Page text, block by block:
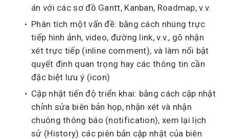
án với các sơ đồ Gantt, Kanban, Roadmap, v.v.
Phân tích một vấn đề: bằng cách nhúng trực
tiếp hình ảnh, video, đường link, v.v., gõ nhận
xét trực tiếp (inline comment), và làm nổi bật
quyết định quan trọng hay các thông tin cần
đặc biệt lưu ý (icon)
Cập nhật tiến độ triển khai: bằng cách cập nhật
chỉnh sửa biên bản họp, nhận xét và nhận
chuông thông báo (notification), xem lại lịch
sử (History) các piên bản cập nhật của biên